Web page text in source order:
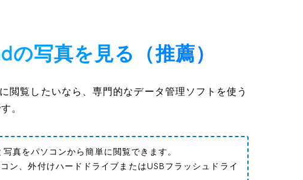
の写真を見る（推薦）
閲覧したいなら、専門的なデータ管理ソフトを使う
。
真をパソコンから簡単に閲覧できます。
ン、外付けハードドライブまたはUSBフラッシュドライ